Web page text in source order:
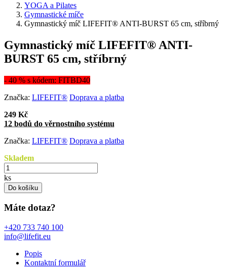
YOGA a Pilates
Gymnastické míče
Gymnastický míč LIFEFIT® ANTI-BURST 65 cm, stříbrný
Gymnastický míč LIFEFIT® ANTI-
BURST 65 cm, stříbrný
- 40 % s kódem: FITBD40
Značka: LIFEFIT® Doprava a platba
249 Kč
12 bodů do věrnostního systému
Značka: LIFEFIT® Doprava a platba
Skladem
ks
Do košíku
Máte dotaz?
+420 733 740 100
info@lifefit.eu
Popis
Kontaktní formulář